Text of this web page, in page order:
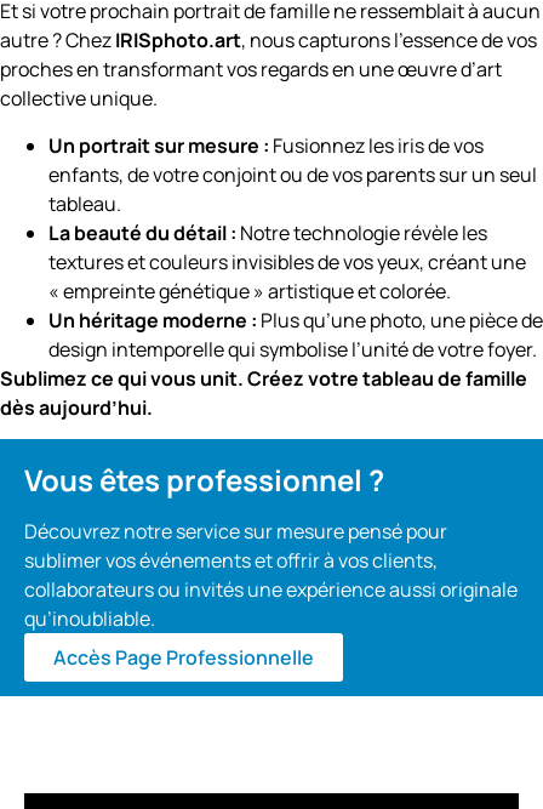
Et si votre prochain portrait de famille ne ressemblait à aucun
autre ? ChezIRISphoto.art, nous capturons l’essence de vos
proches en transformant vos regards en une œuvre d’art
collective unique.
Un portrait sur mesure : Fusionnez les iris de vos
enfants, de votre conjoint ou de vos parents sur un seul
tableau.
La beauté du détail : Notre technologie révèle les
textures et couleurs invisibles de vos yeux, créant une
« empreinte génétique » artistique et colorée.
Un héritage moderne : Plus qu’une photo, une pièce de
design intemporelle qui symbolise l’unité de votre foyer.
Sublimez ce qui vous unit. Créez votre tableau de famille
dès aujourd’hui.
Vous êtes professionnel ?
Découvrez notre service sur mesure pensé pour
sublimer vos événements et offrir à vos clients,
collaborateurs ou invités une expérience aussi originale
qu’inoubliable.
Accès Page Professionnelle